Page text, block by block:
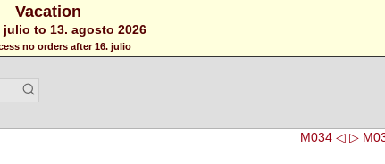
Vacation
julio to 13. agosto 2026
no orders after 16. julio
M034 ◁ ▷